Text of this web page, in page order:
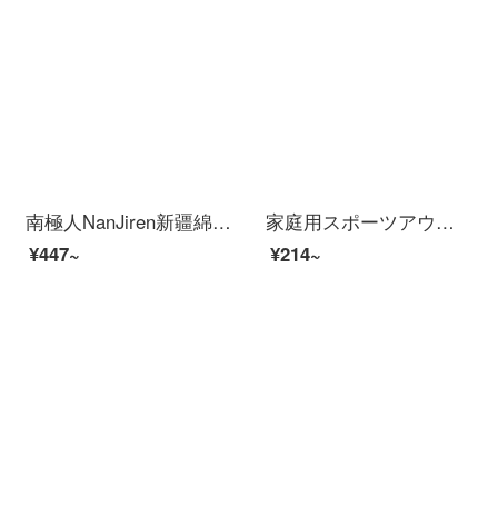
南極人NanJiren新疆綿大バスタオル+タオル2枚に綿を入れて柔らかく吸水します。男女バスタオルを厚くして、タオルタオルのフェイスタオルを組み合わせて70*140 cmを入れます。
¥447~
家庭用スポーツアウトドア綿を厚くし、速乾タオルを2つ包装します。
¥214~